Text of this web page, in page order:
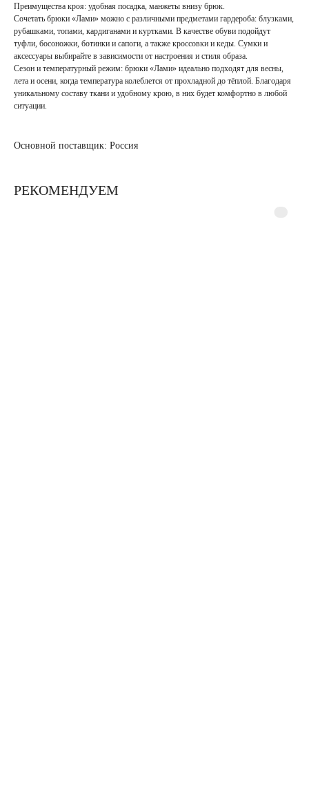
Преимущества кроя: удобная посадка, манжеты внизу брюк.
Сочетать брюки «Лами» можно с различными предметами гардероба: блузками,
рубашками, топами, кардиганами и куртками. В качестве обуви подойдут
туфли, босоножки, ботинки и сапоги, а также кроссовки и кеды. Сумки и
аксессуары выбирайте в зависимости от настроения и стиля образа.
Сезон и температурный режим: брюки «Лами» идеально подходят для весны,
лета и осени, когда температура колеблется от прохладной до тёплой. Благодаря
уникальному составу ткани и удобному крою, в них будет комфортно в любой
ситуации.
Основной поставщик: Россия
РЕКОМЕНДУЕМ